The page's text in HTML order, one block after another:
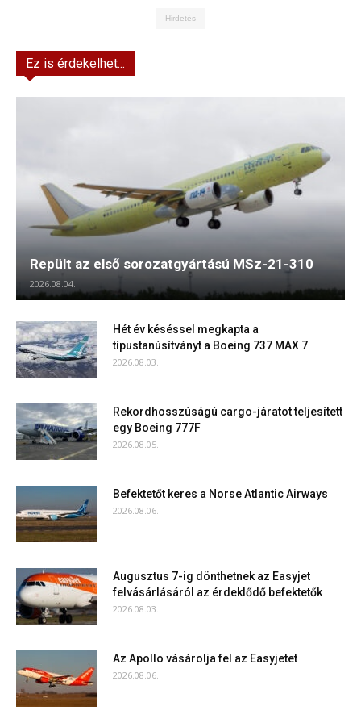
Hirdetés
Ez is érdekelhet...
Repült az első sorozatgyártású MSz-21-310
2026.08.04.
Hét év késéssel megkapta a
típustanúsítványt a Boeing 737 MAX 7
2026.08.03.
Rekordhosszúságú cargo-járatot teljesített
egy Boeing 777F
2026.08.05.
Befektetőt keres a Norse Atlantic Airways
2026.08.06.
Augusztus 7-ig dönthetnek az Easyjet
felvásárlásáról az érdeklődő befektetők
2026.08.03.
Az Apollo vásárolja fel az Easyjetet
2026.08.06.